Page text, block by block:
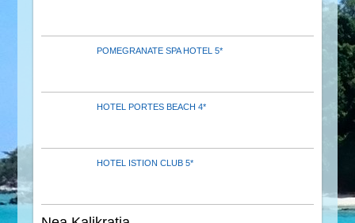
POMEGRANATE SPA HOTEL 5*
HOTEL PORTES BEACH 4*
HOTEL ISTION CLUB 5*